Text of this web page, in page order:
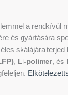
a rendkívül
és gyártására
skálájára
, Li-polimer, és